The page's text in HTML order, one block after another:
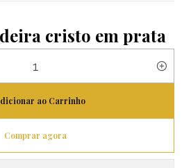
cristo em prata
ao Carrinho
Comprar agora